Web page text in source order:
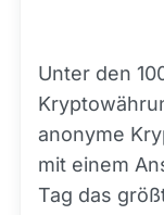
Unter den
anonyme
mit einem
Tag das